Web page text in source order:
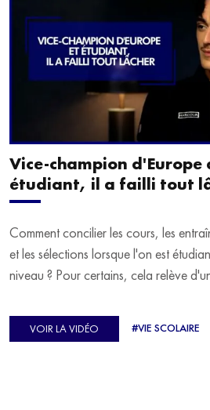
Vice-champion
étudiant, il a failli tout
Comment concilier les cours, les
et les sélections lorsque l'on est
niveau ? Pour certains, cela relève
d'Europe de Horse-ball, qui a failli
avant de trouver un nouvel équilibre.
VOIR LA VIDÉO #VIE SCOLAIRE